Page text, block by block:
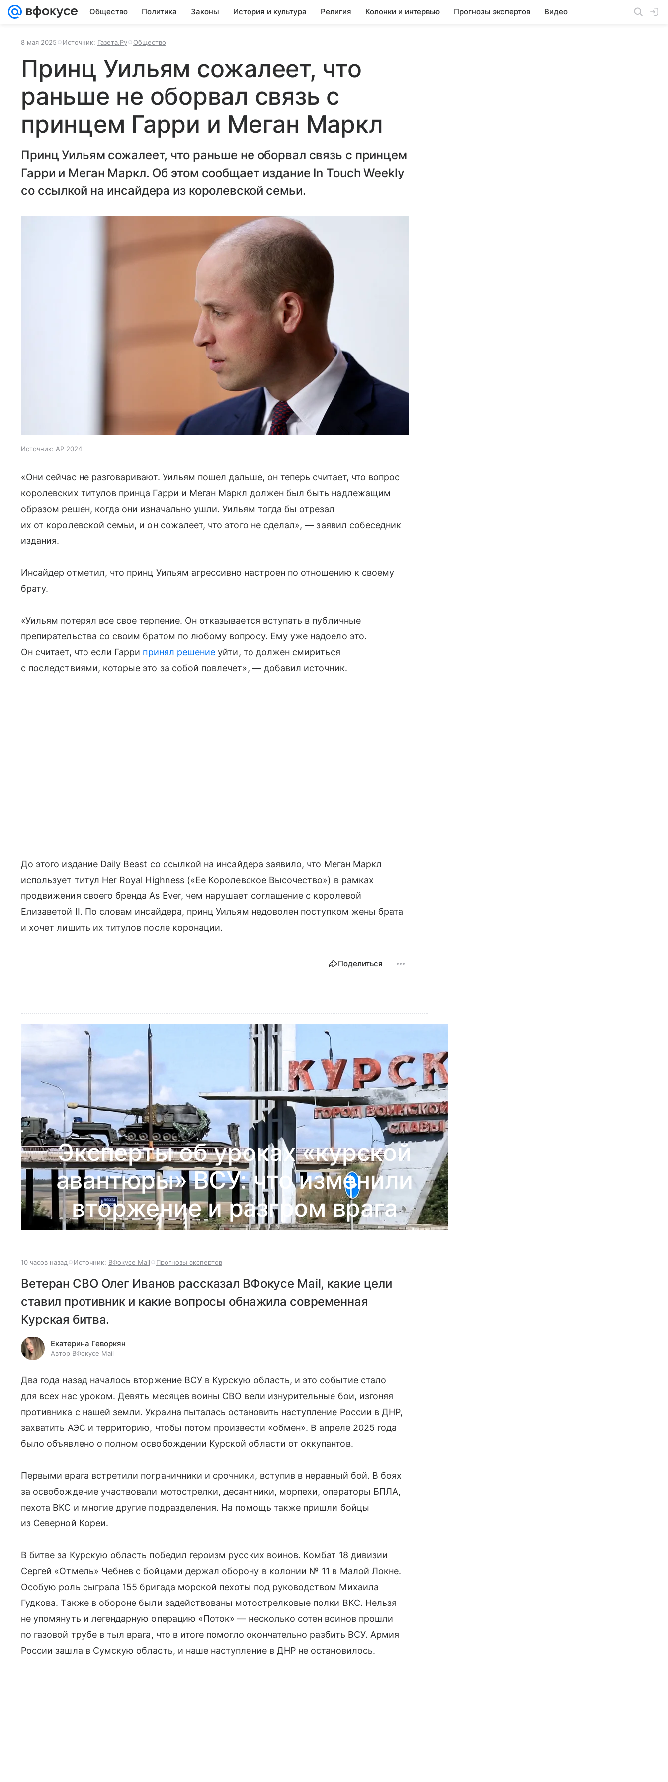
Общество Политика Законы История и культура Религия Колонки и интервью Прогнозы экспертов Видео
8 мая 2025 Источник: Газета.Ру Общество
Принц Уильям сожалеет, что
раньше не оборвал связь с
принцем Гарри и Меган Маркл
Принц Уильям сожалеет, что раньше не оборвал связь с принцем
Гарри и Меган Маркл. Об этом сообщает издание In Touch Weekly
со ссылкой на инсайдера из королевской семьи.
Источник: AP 2024
«Они сейчас не разговаривают. Уильям пошел дальше, он теперь считает, что вопрос
королевских титулов принца Гарри и Меган Маркл должен был быть надлежащим
образом решен, когда они изначально ушли. Уильям тогда бы отрезал
их от королевской семьи, и он сожалеет, что этого не сделал», — заявил собеседник
издания.
Инсайдер отметил, что принц Уильям агрессивно настроен по отношению к своему
брату.
«Уильям потерял все свое терпение. Он отказывается вступать в публичные
препирательства со своим братом по любому вопросу. Ему уже надоело это.
Он считает, что если Гарри принял решение уйти, то должен смириться
с последствиями, которые это за собой повлечет», — добавил источник.
До этого издание Daily Beast со ссылкой на инсайдера заявило, что Меган Маркл
использует титул Her Royal Highness («Ее Королевское Высочество») в рамках
продвижения своего бренда As Ever, чем нарушает соглашение с королевой
Елизаветой II. По словам инсайдера, принц Уильям недоволен поступком жены брата
и хочет лишить их титулов после коронации.
Поделиться
Эксперты об уроках «курской
авантюры» ВСУ: что изменили
вторжение и разгром врага
10 часов назад Источник: ВФокусе Mail Прогнозы экспертов
Ветеран СВО Олег Иванов рассказал ВФокусе Mail, какие цели
ставил противник и какие вопросы обнажила современная
Курская битва.
Екатерина Геворкян
Автор ВФокусе Mail
Два года назад началось вторжение ВСУ в Курскую область, и это событие стало
для всех нас уроком. Девять месяцев воины СВО вели изнурительные бои, изгоняя
противника с нашей земли. Украина пыталась остановить наступление России в ДНР,
захватить АЭС и территорию, чтобы потом произвести «обмен». В апреле 2025 года
было объявлено о полном освобождении Курской области от оккупантов.
Первыми врага встретили пограничники и срочники, вступив в неравный бой. В боях
за освобождение участвовали мотострелки, десантники, морпехи, операторы БПЛА,
пехота ВКС и многие другие подразделения. На помощь также пришли бойцы
из Северной Кореи.
В битве за Курскую область победил героизм русских воинов. Комбат 18 дивизии
Сергей «Отмель» Чебнев с бойцами держал оборону в колонии № 11 в Малой Локне.
Особую роль сыграла 155 бригада морской пехоты под руководством Михаила
Гудкова. Также в обороне были задействованы мотострелковые полки ВКС. Нельзя
не упомянуть и легендарную операцию «Поток» — несколько сотен воинов прошли
по газовой трубе в тыл врага, что в итоге помогло окончательно разбить ВСУ. Армия
России зашла в Сумскую область, и наше наступление в ДНР не остановилось.